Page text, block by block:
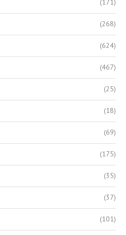
(171)
(268)
(624)
(467)
(25)
(18)
(69)
(175)
(35)
(37)
(101)